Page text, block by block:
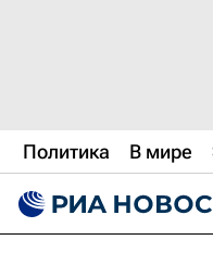
Политика В мире